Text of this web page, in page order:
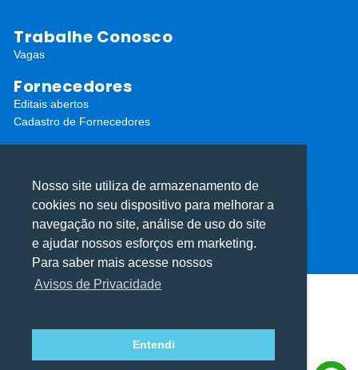
Utilizamos cookies para oferecer melhor
experiência, melhorar o desempenho, analisar
como você interage em nosso site e
personalizar conteúdo.
Recusar Cookies Aceitar Cookies
Utilizamos cookies para oferecer melhor
experiência, melhorar o desempenho, analisar
como você interage em nosso site e
personalizar conteúdo.
Recusar Cookies Aceitar Cookies
Trabalhe Conosco
Vagas
Fornecedores
Editais abertos
Cadastro de Fornecedores
ⓒ Todos os direitos reservados I Desenvolvido por
Nosso site utiliza de armazenamento de
cookies no seu dispositivo para melhorar a
navegação no site, análise de uso do site
e ajudar nossos esforços em marketing.
Para saber mais acesse nossos
Avisos de Privacidade
Entendi